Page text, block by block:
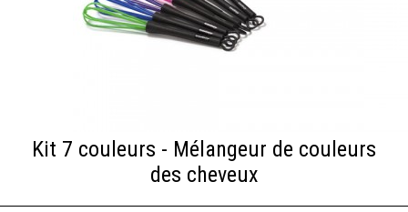
Kit 7 couleurs - Mélangeur de couleurs
des cheveux